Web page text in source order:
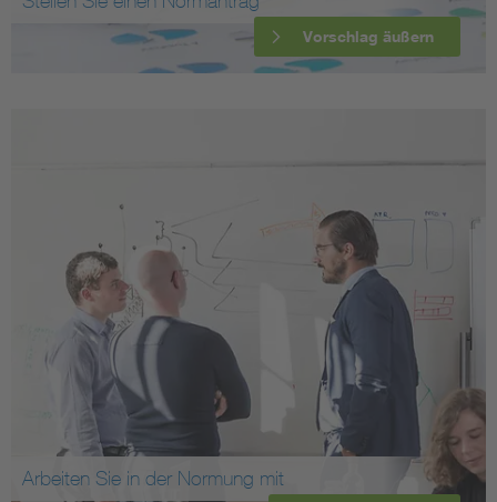
Vorschlag äußern
Arbeiten Sie in der Normung mit